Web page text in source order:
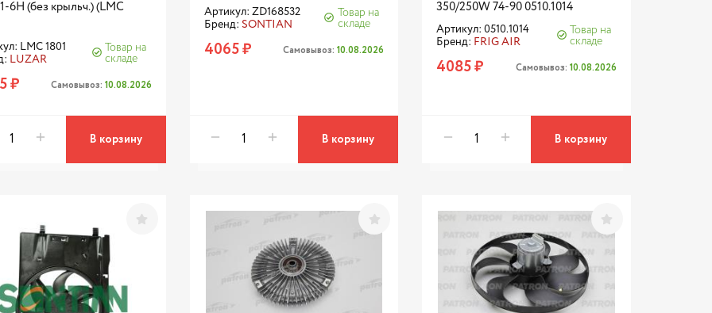
6H (без крыльч.) (LMC
LMC 1801
LUZAR
Товар на
складе
₽ Самовывоз: 10.08.2026
В корзину
Артикул: ZD168532
Бренд: SONTIAN
Товар на
складе
4065 ₽ Самовывоз:10.08.2026
В корзину
350/250W 74-90 0510.1014
Артикул: 0510.1014
Бренд: FRIG AIR
Товар на
складе
4085 ₽ Самовывоз: 10.08.2026
В корзину